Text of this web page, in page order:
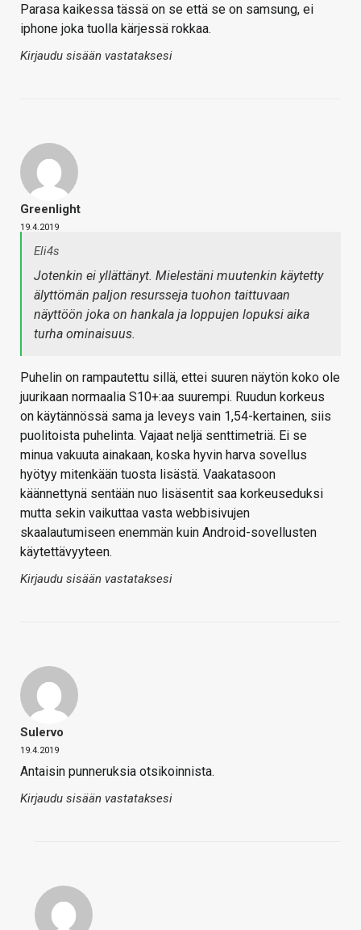
Parasa kaikessa tässä on se että se on samsung, ei
iphone joka tuolla kärjessä rokkaa.
Kirjaudu sisään vastataksesi
Greenlight
19.4.2019
Eli4s
Jotenkin ei yllättänyt. Mielestäni muutenkin käytetty
älyttömän paljon resursseja tuohon taittuvaan
näyttöön joka on hankala ja loppujen lopuksi aika
turha ominaisuus.
Puhelin on rampautettu sillä, ettei suuren näytön koko ole
juurikaan normaalia S10+:aa suurempi. Ruudun korkeus
on käytännössä sama ja leveys vain 1,54-kertainen, siis
puolitoista puhelinta. Vajaat neljä senttimetriä. Ei se
minua vakuuta ainakaan, koska hyvin harva sovellus
hyötyy mitenkään tuosta lisästä. Vaakatasoon
käännettynä sentään nuo lisäsentit saa korkeuseduksi
mutta sekin vaikuttaa vasta webbisivujen
skaalautumiseen enemmän kuin Android-sovellusten
käytettävyyteen.
Kirjaudu sisään vastataksesi
Sulervo
19.4.2019
Antaisin punneruksia otsikoinnista.
Kirjaudu sisään vastataksesi